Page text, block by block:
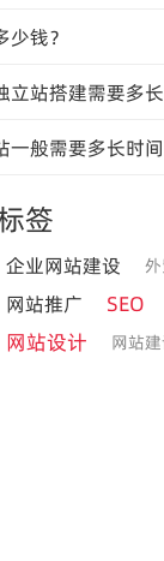
钱？
立站搭建需要多长
一般需要多长时间
签
企业网站建设
网站推广 SEO
网站设计 网站